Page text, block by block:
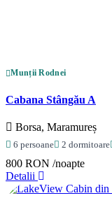
Munții Rodnei
Cabana Stângău A
Borsa, Maramureș
6 persoane 2 dormitoare
800 RON /noapte
Detalii